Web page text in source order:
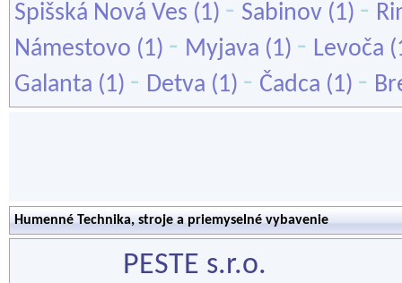
Spišská Nová Ves (1) - Sabinov (1) -
Námestovo (1) - Myjava (1) - Levoča
Galanta (1) - Detva (1) - Čadca (1) -
Humenné Technika, stroje a priemyselné vybavenie
PESTE s.r.o.